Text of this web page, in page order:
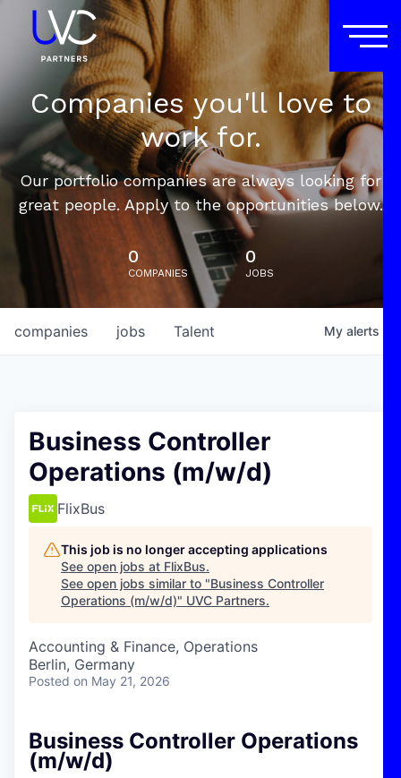
Companies you'll love to
work for.
Our portfolio companies are always looking for
great people. Apply to the opportunities below.
0
COMPANIES
0
JOBS
jobs
companies Talent My alerts
Business Controller
Operations (m/w/d)
FlixBus
This job is no longer accepting applications
See open jobs at FlixBus.
See open jobs similar to "Business Controller
Operations (m/w/d)" UVC Partners.
Accounting & Finance, Operations
Berlin, Germany
Posted on May 21, 2026
Business Controller Operations
(m/w/d)